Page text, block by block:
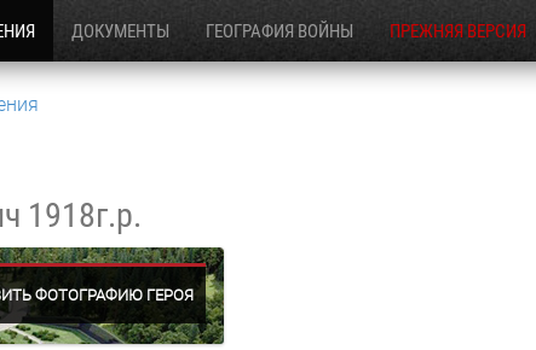
ДОКУМЕНТЫ ГЕОГРАФИЯ ВОЙНЫ ПРЕЖНЯЯ ВЕРСИЯ
1918г.р.
ФОТОГРАФИЮ ГЕРОЯ